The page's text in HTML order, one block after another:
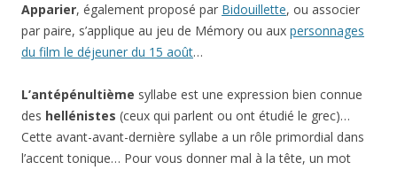
Apparier, également proposé par Bidouillette, ou associer
par paire, s’applique au jeu de Mémory ou aux personnages
du film le déjeuner du 15 août…
L’antépénultième syllabe est une expression bien connue
des hellénistes (ceux qui parlent ou ont étudié le grec)…
Cette avant-avant-dernière syllabe a un rôle primordial dans
l’accent tonique… Pour vous donner mal à la tête, un mot